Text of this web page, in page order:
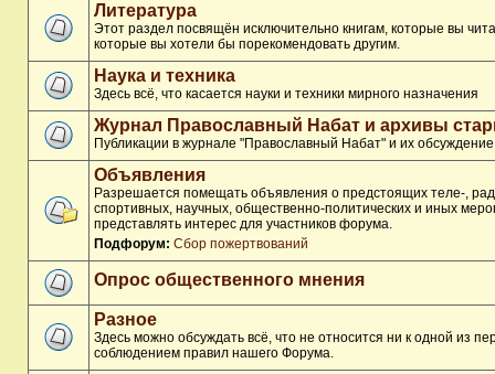
Литература
Этот раздел посвящён исключительно книгам, которые вы
которые вы хотели бы порекомендовать другим.
Наука и техника
Здесь всё, что касается науки и техники мирного назначения
Журнал Православный Набат и архивы
Публикации в журнале "Православный Набат" и их обсуждение
Объявления
Разрешается помещать объявления о предстоящих теле-,
спортивных, научных, общественно-политических и иных
представлять интерес для участников форума.
Подфорум: Сбор пожертвований
Опрос общественного мнения
Разное
Здесь можно обсуждать всё, что не относится ни к одной из
соблюдением правил нашего Форума.